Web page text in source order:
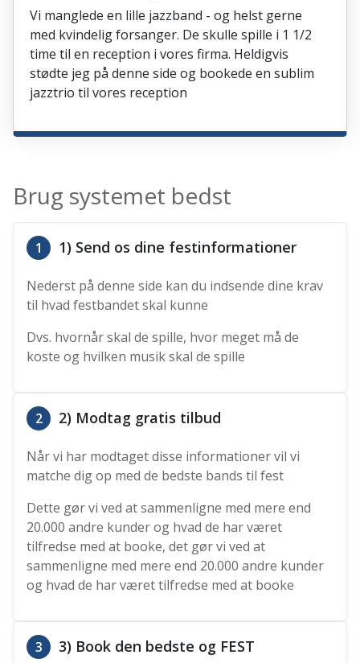
Vi manglede en lille jazzband - og helst gerne
med kvindelig forsanger. De skulle spille i 1 1/2
time til en reception i vores firma. Heldigvis
stødte jeg på denne side og bookede en sublim
jazztrio til vores reception
Brug systemet bedst
1 1) Send os dine festinformationer
Nederst på denne side kan du indsende dine krav
til hvad festbandet skal kunne
Dvs. hvornår skal de spille, hvor meget må de
koste og hvilken musik skal de spille
2 2) Modtag gratis tilbud
Når vi har modtaget disse informationer vil vi
matche dig op med de bedste bands til fest
Dette gør vi ved at sammenligne med mere end
20.000 andre kunder og hvad de har været
tilfredse med at booke, det gør vi ved at
sammenligne med mere end 20.000 andre kunder
og hvad de har været tilfredse med at booke
3 3) Book den bedste og FEST